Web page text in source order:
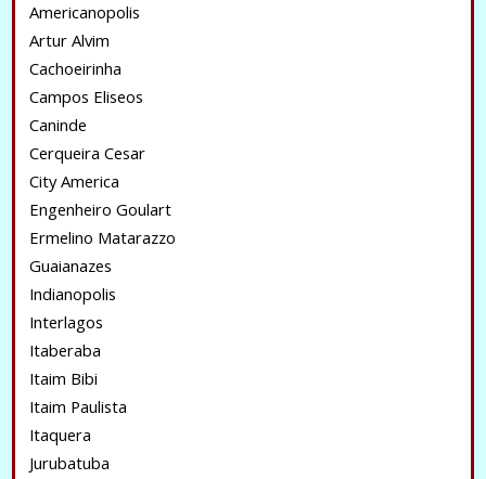
Americanopolis
Artur Alvim
Cachoeirinha
Campos Eliseos
Caninde
Cerqueira Cesar
City America
Engenheiro Goulart
Ermelino Matarazzo
Guaianazes
Indianopolis
Interlagos
Itaberaba
Itaim Bibi
Itaim Paulista
Itaquera
Jurubatuba